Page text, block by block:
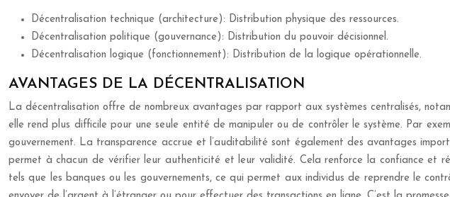
Décentralisation technique (architecture): Distribution physique des ressources.
Décentralisation politique (gouvernance): Distribution du pouvoir décisionnel.
Décentralisation logique (fonctionnement): Distribution de la logique opérationnelle.
AVANTAGES DE LA DÉCENTRALISATION
La décentralisation offre de nombreux avantages par rapport aux systèmes centralisés,
elle rend plus difficile pour une seule entité de manipuler ou de contrôler le système. Par
gouvernement. La transparence accrue et l’auditabilité sont également des avantages
permet à chacun de vérifier leur authenticité et leur validité. Cela renforce la confiance et
tels que les banques ou les gouvernements, ce qui permet aux individus de reprendre le